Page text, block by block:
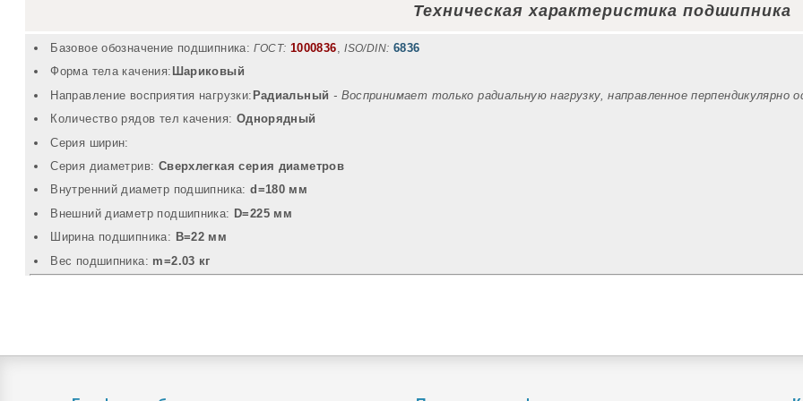
Техническая характеристика подшипника
Базовое обозначение подшипника: ГОСТ: 1000836,ISO/DIN: 6836
Форма тела качения: Шариковый
Направление восприятия нагрузки: Радиальный - Воспринимает только радиальную нагрузку, направленное перпендикулярно
Количество рядов тел качения: Однорядный
Серия ширин:
Серия диаметрив: Сверхлегкая серия диаметров
Внутренний диаметр подшипника:d=180 мм
Внешний диаметр подшипника: D=225 мм
Ширина подшипника: B=22 мм
Вec подшипника: m=2.03 кг